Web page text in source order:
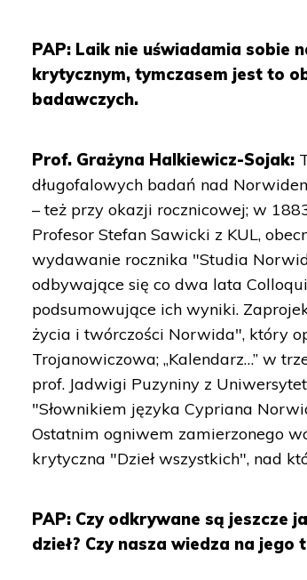
PAP: Laik nie uświadamia sobie
krytycznym, tymczasem jest to
badawczych.
Prof. Grażyna Halkiewicz-Sojak:
długofalowych badań nad
– też przy okazji rocznicowej; w
Profesor Stefan Sawicki z KUL,
wydawanie rocznika "Studia
odbywające się co dwa lata
podsumowujące ich wyniki.
życia i twórczości Norwida", który
Trojanowiczowa; „Kalendarz…” w
prof. Jadwigi Puzyniny z
"Słownikiem języka Cypriana
Ostatnim ogniwem zamierzonego
krytyczna "Dzieł wszystkich", nad
PAP: Czy odkrywane są jeszcze
dzieł? Czy nasza wiedza na jego